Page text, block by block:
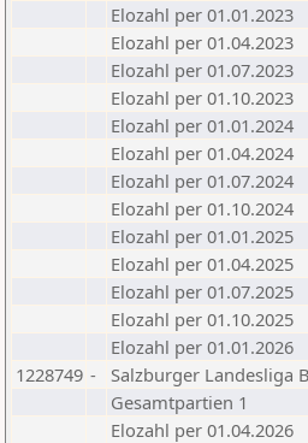
Elozahl per 01.01.2023
Elozahl per 01.04.2023
Elozahl per 01.07.2023
Elozahl per 01.10.2023
Elozahl per 01.01.2024
Elozahl per 01.04.2024
Elozahl per 01.07.2024
Elozahl per 01.10.2024
Elozahl per 01.01.2025
Elozahl per 01.04.2025
Elozahl per 01.07.2025
Elozahl per 01.10.2025
Elozahl per 01.01.2026
1228749 - Salzburger Landesliga
Gesamtpartien 1
Elozahl per 01.04.2026